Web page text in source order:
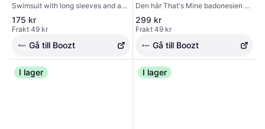
Swimsuit with long sleeves and a
striped pattern from Color Kids. The
swimsuit has a front zipper and is
both flexible and comfortable.
Certified acc. to OEKO-TEX®
364 DTI. Tested and certified acc.
to UPF 50+. To determine the UV-
protection factor, the fabric is
175 kr
Frakt 49 kr
Gå till Boozt
Den här That's Mine badonesien är
perfekt för småttingar som älskar
att plaska runt i vattnet. Den har ett
roligt aptryck och långa ärmar för
extra täckning. Onesien är gjord av
också är snabbtorkande.
299 kr
Frakt 49 kr
Gå till Boozt
I lager I lager